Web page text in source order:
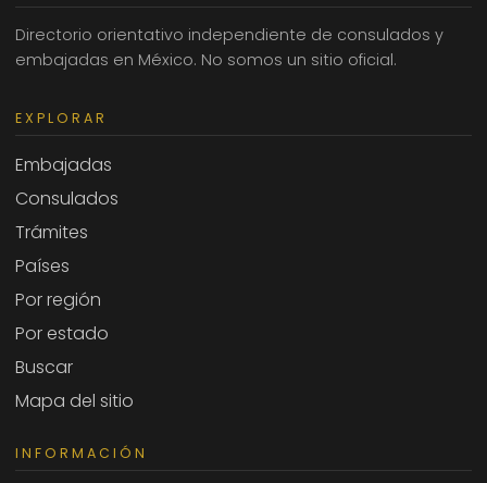
Directorio orientativo independiente de consulados y
embajadas en México. No somos un sitio oficial.
EXPLORAR
Embajadas
Consulados
Trámites
Países
Por región
Por estado
Buscar
Mapa del sitio
INFORMACIÓN